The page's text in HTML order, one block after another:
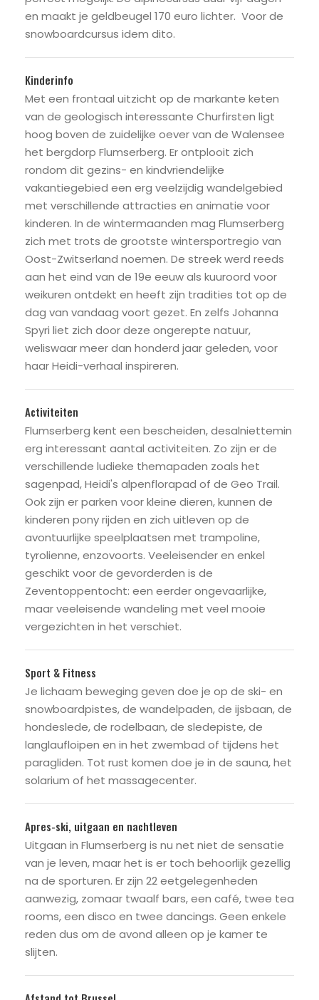
en maakt je geldbeugel 170 euro lichter. Voor de
snowboardcursus idem dito.
Kinderinfo
Met een frontaal uitzicht op de markante keten
van de geologisch interessante Churfirsten ligt
hoog boven de zuidelijke oever van de Walensee
het bergdorp Flumserberg. Er ontplooit zich
rondom dit gezins- en kindvriendelijke
vakantiegebied een erg veelzijdig wandelgebied
met verschillende attracties en animatie voor
kinderen. In de wintermaanden mag Flumserberg
zich met trots de grootste wintersportregio van
Oost-Zwitserland noemen. De streek werd reeds
aan het eind van de 19e eeuw als kuuroord voor
weikuren ontdekt en heeft zijn tradities tot op de
dag van vandaag voort gezet. En zelfs Johanna
Spyri liet zich door deze ongerepte natuur,
weliswaar meer dan honderd jaar geleden, voor
haar Heidi-verhaal inspireren.
Activiteiten
Flumserberg kent een bescheiden, desalniettemin
erg interessant aantal activiteiten. Zo zijn er de
verschillende ludieke themapaden zoals het
sagenpad, Heidi's alpenflorapad of de Geo Trail.
Ook zijn er parken voor kleine dieren, kunnen de
kinderen pony rijden en zich uitleven op de
avontuurlijke speelplaatsen met trampoline,
tyrolienne, enzovoorts. Veeleisender en enkel
geschikt voor de gevorderden is de
Zeventoppentocht: een eerder ongevaarlijke,
maar veeleisende wandeling met veel mooie
vergezichten in het verschiet.
Sport & Fitness
Je lichaam beweging geven doe je op de ski- en
snowboardpistes, de wandelpaden, de ijsbaan, de
hondeslede, de rodelbaan, de sledepiste, de
langlaufloipen en in het zwembad of tijdens het
paragliden. Tot rust komen doe je in de sauna, het
solarium of het massagecenter.
Apres-ski, uitgaan en nachtleven
Uitgaan in Flumserberg is nu net niet de sensatie
van je leven, maar het is er toch behoorlijk gezellig
na de sporturen. Er zijn 22 eetgelegenheden
aanwezig, zomaar twaalf bars, een café, twee tea
rooms, een disco en twee dancings. Geen enkele
reden dus om de avond alleen op je kamer te
slijten.